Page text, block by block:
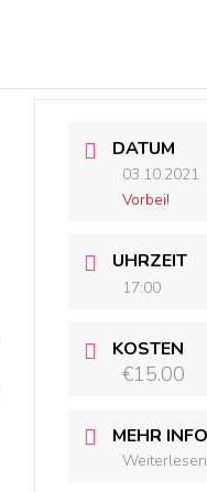
DATUM
03.10.2021
Vorbei!
UHRZEIT
17:00
KOSTEN
€15.00
MEHR INFO
Weiterlesen